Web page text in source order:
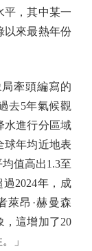
平，其中某一
以來最熱年份
牽頭編寫的
去5年氣候觀
水進行分區域
球年均近地表
值高出1.3至
2024年，成
萊昂·赫曼森
，這增加了20
」